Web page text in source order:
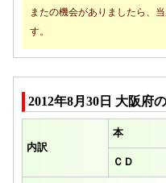
またの機会がありましたら、
す。
2012年8月30日 大阪府
内訳
本
ＣＤ